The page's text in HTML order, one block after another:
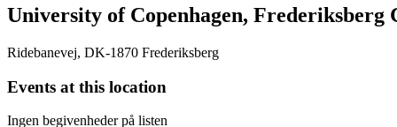
University of Copenhagen, Frederiksberg
Ridebanevej, DK-1870 Frederiksberg
Events at this location
Ingen begivenheder på listen